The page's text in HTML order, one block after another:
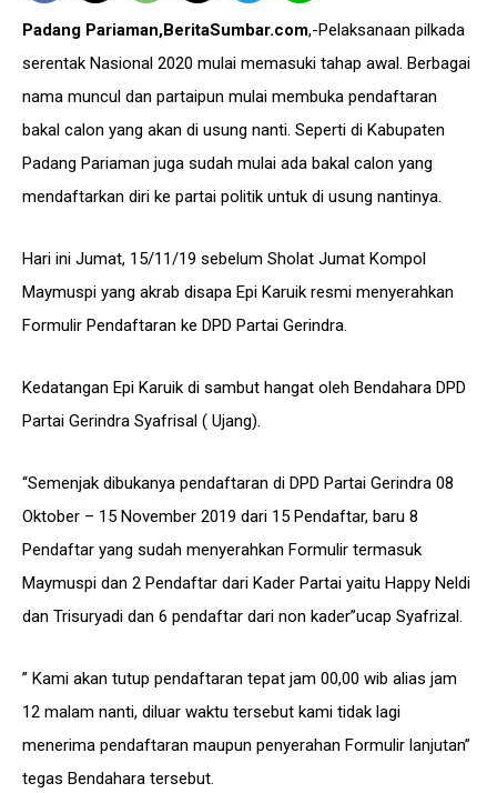
Padang Pariaman,BeritaSumbar.com,-Pelaksanaan pilkada
serentak Nasional 2020 mulai memasuki tahap awal. Berbagai
nama muncul dan partaipun mulai membuka pendaftaran
bakal calon yang akan di usung nanti. Seperti di Kabupaten
Padang Pariaman juga sudah mulai ada bakal calon yang
mendaftarkan diri ke partai politik untuk di usung nantinya.
Hari ini Jumat, 15/11/19 sebelum Sholat Jumat Kompol
Maymuspi yang akrab disapa Epi Karuik resmi menyerahkan
Formulir Pendaftaran ke DPD Partai Gerindra.
Kedatangan Epi Karuik di sambut hangat oleh Bendahara DPD
Partai Gerindra Syafrisal ( Ujang).
“Semenjak dibukanya pendaftaran di DPD Partai Gerindra 08
Oktober – 15 November 2019 dari 15 Pendaftar, baru 8
Pendaftar yang sudah menyerahkan Formulir termasuk
Maymuspi dan 2 Pendaftar dari Kader Partai yaitu Happy Neldi
dan Trisuryadi dan 6 pendaftar dari non kader”ucap Syafrizal.
” Kami akan tutup pendaftaran tepat jam 00,00 wib alias jam
12 malam nanti, diluar waktu tersebut kami tidak lagi
menerima pendaftaran maupun penyerahan Formulir lanjutan”
tegas Bendahara tersebut.